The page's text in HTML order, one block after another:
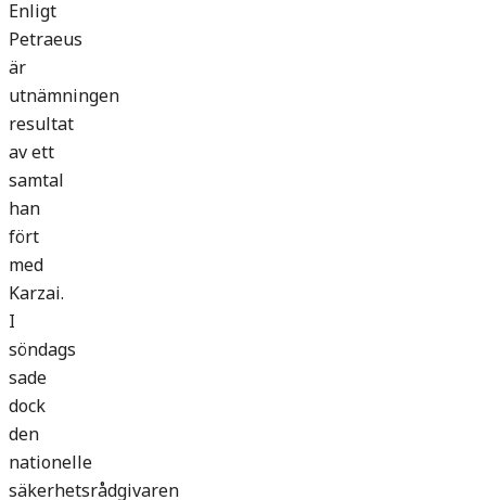
Enligt
Petraeus
är
utnämningen
resultat
av ett
samtal
han
fört
med
Karzai.
I
söndags
sade
dock
den
nationelle
säkerhetsrådgivaren